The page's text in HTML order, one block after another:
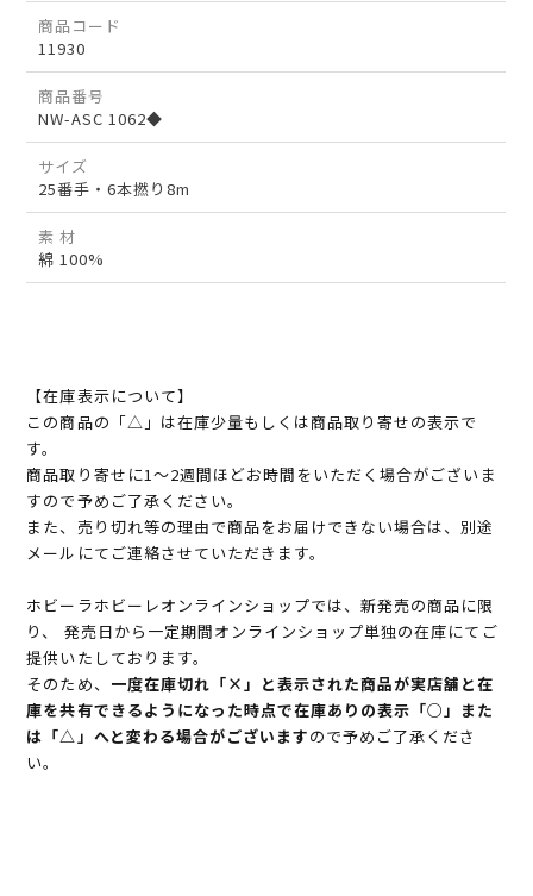
商品コード
11930
商品番号
NW-ASC 1062◆
サイズ
25番手・6本撚り8m
素 材
綿 100%
【在庫表示について】
この商品の「△」は在庫少量もしくは商品取り寄せの表示で
す。
商品取り寄せに1～2週間ほどお時間をいただく場合がございま
すので予めご了承ください。
また、売り切れ等の理由で商品をお届けできない場合は、別途
メールにてご連絡させていただきます。
ホビーラホビーレオンラインショップでは、新発売の商品に限
り、 発売日から一定期間オンラインショップ単独の在庫にてご
提供いたしております。
そのため、 一度在庫切れ「×」と表示された商品が実店舗と在
庫を共有できるようになった時点で在庫ありの表示「○」また
は「△」へと変わる場合がございますので予めご了承くださ
い。